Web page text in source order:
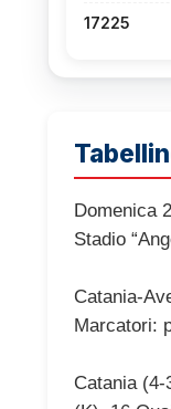
17225
Domenica
Stadio
Catania-
Marcatori:
Catania